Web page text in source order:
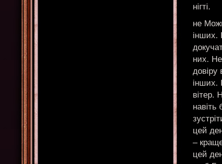
нігті.
не
інших.
них.
довіру
інших.
вітер.
навіть
цей
–
цей